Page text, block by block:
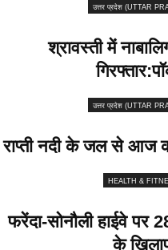
उत्तर प्रदेश (UTTAR
श्रावस्ती में
उत्तर प्रदेश (UTTAR
राप्ती नदी के जल से आज
HEALTH &
फरेंदा-सोनौली हाईवे पर
के